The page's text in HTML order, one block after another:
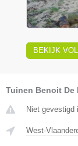
BEKIJK
Tuinen Benoit De
Niet gevestigd
West-